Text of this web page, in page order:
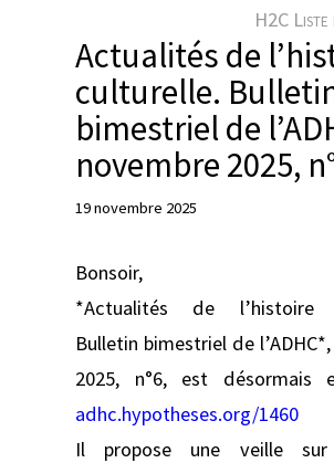
H2C
Actualités de
culturelle.
bimestriel de
novembre 2025,
19 novembre 2025
Bonsoir,
*Actualités de l’histoire
Bulletin bimestriel de
2025, n°6, est désormais
adhc.hypotheses.org/1460
Il propose une veille sur